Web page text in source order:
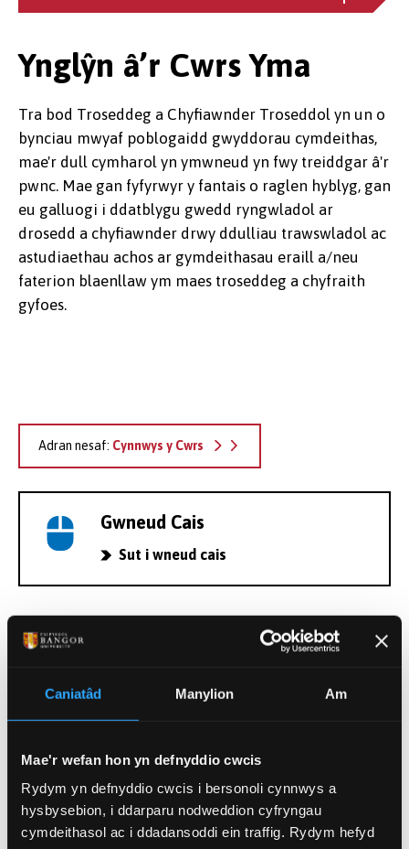
Caniatâd Manylion Am
Mae'r wefan hon yn defnyddio cwcis
Rydym yn defnyddio cwcis i bersonoli cynnwys a
hysbysebion, i ddarparu nodweddion cyfryngau
cymdeithasol ac i ddadansoddi ein traffig. Rydym hefyd
Ynglŷn â’r Cwrs Yma
Tra bod Troseddeg a Chyfiawnder Troseddol yn un o
bynciau mwyaf poblogaidd gwyddorau cymdeithas,
mae'r dull cymharol yn ymwneud yn fwy treiddgar â'r
pwnc. Mae gan fyfyrwyr y fantais o raglen hyblyg, gan
eu galluogi i ddatblygu gwedd ryngwladol ar
drosedd a chyfiawnder drwy ddulliau trawswladol ac
astudiaethau achos ar gymdeithasau eraill a/neu
faterion blaenllaw ym maes troseddeg a chyfraith
gyfoes.
Adran nesaf: Cynnwys y Cwrs
Gwneud Cais
Sut i wneud cais
Ffioedd Dysgu Ôl-radd
Cofrestrwch eich diddordeb
mewn astudiaeth Ôl-radd